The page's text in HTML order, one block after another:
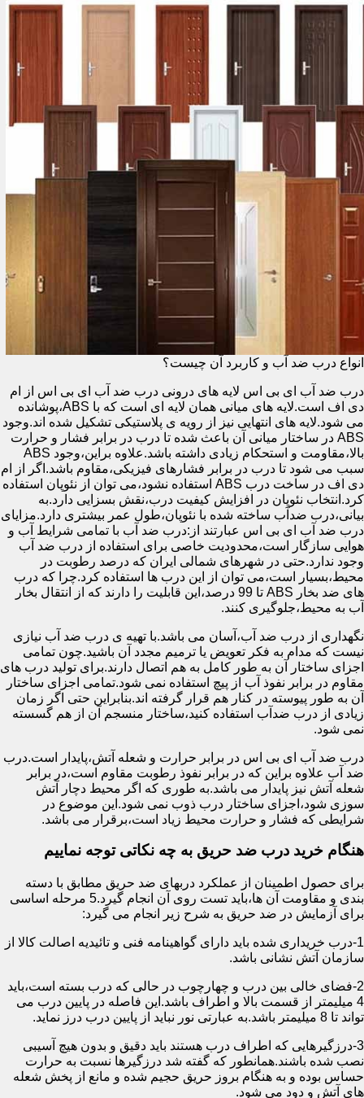
انواع درب ضد آب و کاربرد آن چیست؟
درب ضد آب ای بی اس لایه های درونی درب ضد آب ای بی اس از ام
دی اف است.لایه های میانی همان لایه ای است که با ABS،پوشانده
می شود.لایه های انتهایی نیز از رویه ی پلاستیکی تشکیل شده اند.وجود
ABS در ساختار میانی آن باعث شده تا درب در برابر فشار و حرارت
بالا،مقاومت و استحکام زیادی داشته باشد.علاوه براین،وجود ABS
سبب می شود تا درب در برابر فشارهای فیزیکی،مقاوم باشد.اگر از ام
دی اف در ساخت درب ABS استفاده نشود،می توان از نئوپان استفاده
کرد.انتخاب نئوپان در افزایش کیفیت درب،نقش بسزایی دارد.به
بیانی،درب ضدآب ساخته شده با نئوپان،طول عمر بیشتری دارد.مزایای
درب ضد آب ای بی اس عبارتند از:درب ضد آب با تمامی شرایط آب و
هوایی سازگار است،محدودیت خاصی برای استفاده از درب ضد آب
وجود ندارد.حتی در شهرهای شمالی ایران که درصد رطوبت در
محیط،بسیار است،می توان از این درب ها استفاده کرد.چرا که درب
های ضد بخار ABS تا 99 درصد،این قابلیت را دارند که از انتقال بخار
آب به محیط،جلوگیری کنند.
نگهداری از درب ضد آب،آسان می باشد.با تهیه ی درب ضد آب نیازی
نیست که مدام به فکر تعویض یا ترمیم مجدد آن باشید.چون تمامی
اجزای ساختار آن به طور کامل به هم اتصال دارند.برای تولید درب های
مقاوم در برابر نفوذ آب از پیچ استفاده نمی شود.تمامی اجزای ساختار
آن به طور پیوسته در کنار هم قرار گرفته اند.بنابراین حتی اگر زمان
زیادی از درب ضدآب استفاده کنید،ساختار منسجم آن از هم گسسته
نمی شود.
درب ضد آب ای بی اس در برابر حرارت و شعله آتش،پایدار است.درب
ضد آب علاوه براین که در برابر نفوذ رطوبت مقاوم است،در برابر
شعله آتش نیز پایدار می باشد.به طوری که اگر محیط دچار آتش
سوزی شود،اجزای ساختار درب ذوب نمی شود.این موضوع در
شرایطی که فشار و حرارت محیط زیاد است،برقرار می باشد.
هنگام خرید درب ضد حریق به چه نکاتی توجه نماییم
برای حصول اطمینان از عملکرد دربهای ضد حریق مطابق با دسته
بندی و مقاومت آن ها،باید تست روی آن انجام گیرد.5 مرحله اساسی
برای آزمایش در ضد حریق به شرح زیر انجام می گیرد:
1-درب خریداری شده باید دارای گواهینامه فنی و تائیدیه اصالت کالا از
سازمان آتش نشانی باشد.
2-فضای خالی بین درب و چهارچوب در حالی که درب بسته است،باید
4 میلیمتر از قسمت بالا و اطراف باشد.این فاصله در پایین درب می
تواند تا 8 میلیمتر باشد.به عبارتی نور نباید از پایین درب درز نماید.
3-درزگیرهایی که اطراف درب هستند باید دقیق و بدون هیچ آسیبی
نصب شده باشند.همانطور که گفته شد درزگیرها نسبت به حرارت
حساس بوده و به هنگام بروز حریق حجیم شده و مانع از پخش شعله
های آتش و دود می شود.